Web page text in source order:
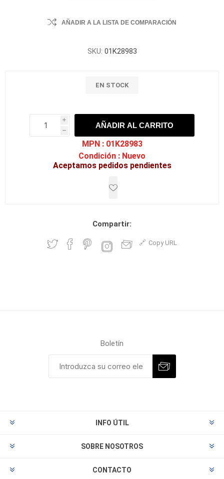
AÑADIR A LA LISTA DE COMPARACIÓN
SKU: 01K28983
EN STOCK
i
h
h
AÑADIR AL CARRITO
MPN : 01K28983
Condición : Nuevo
Aceptamos pedidos pendientes
Compartir:
Copy URL
Boletín
INFO ÚTIL
SOBRE NOSOTROS
CONTACTO